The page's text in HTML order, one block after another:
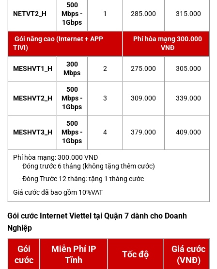
NETVT2_H
500
Mbps -
1Gbps
1 285.000 315.000
Gói nâng cao (Internet + APP
TIVI)
Phí hòa mạng 300.000
VNĐ
MESHVT1_H
300
Mbps
2 275.000 305.000
MESHVT2_H
500
Mbps -
1Gbps
3 309.000 339.000
MESHVT3_H
500
Mbps -
1Gbps
4 379.000 409.000
Phí hòa mạng: 300.000 VNĐ
Đóng trước 6 tháng (không tặng thêm cước)
Đóng Trước 12 tháng: tặng 1 tháng cước
Giá cước đã bao gồm 10%VAT
Gói cước Internet Viettel tại Quận 7 dành cho Doanh
Nghiệp
Gói
cước
Miễn Phí IP
Tĩnh
Tốc độ
Giá cước
(VNĐ)